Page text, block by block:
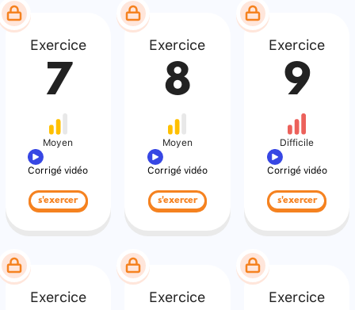
Exercice
7
Moyen
Corrigé vidéo
s'exercer
Exercice
8
Moyen
Corrigé vidéo
s'exercer
Exercice
9
Difficile
Corrigé vidéo
s'exercer
Exercice Exercice Exercice